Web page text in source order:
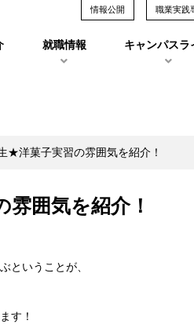
情報公開 職業実践
就職情報 キャンパスラ
★洋菓子実習の雰囲気を紹介！
囲気を紹介！
ということが、
す！